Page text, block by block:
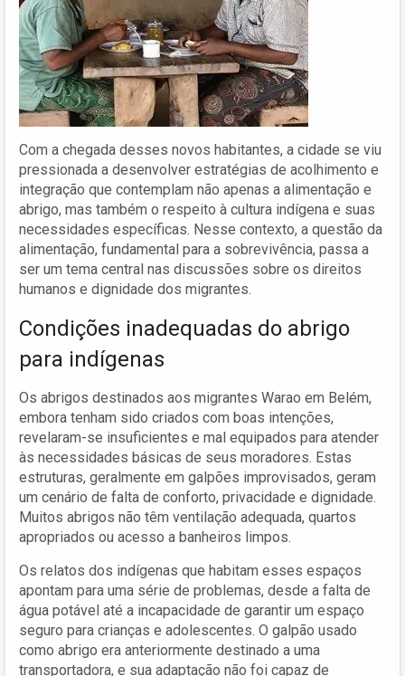
Com a chegada desses novos habitantes, a cidade se viu
pressionada a desenvolver estratégias de acolhimento e
integração que contemplam não apenas a alimentação e
abrigo, mas também o respeito à cultura indígena e suas
necessidades específicas. Nesse contexto, a questão da
alimentação, fundamental para a sobrevivência, passa a
ser um tema central nas discussões sobre os direitos
humanos e dignidade dos migrantes.
Condições inadequadas do abrigo
para indígenas
Os abrigos destinados aos migrantes Warao em Belém,
embora tenham sido criados com boas intenções,
revelaram-se insuficientes e mal equipados para atender
às necessidades básicas de seus moradores. Estas
estruturas, geralmente em galpões improvisados, geram
um cenário de falta de conforto, privacidade e dignidade.
Muitos abrigos não têm ventilação adequada, quartos
apropriados ou acesso a banheiros limpos.
Os relatos dos indígenas que habitam esses espaços
apontam para uma série de problemas, desde a falta de
água potável até a incapacidade de garantir um espaço
seguro para crianças e adolescentes. O galpão usado
como abrigo era anteriormente destinado a uma
transportadora, e sua adaptação não foi capaz de